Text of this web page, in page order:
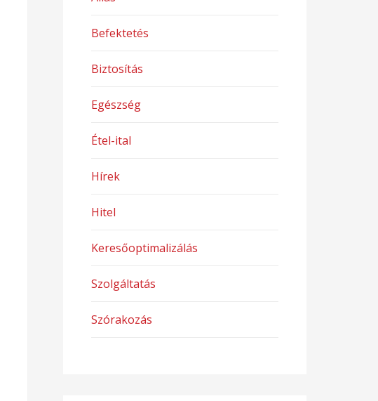
Befektetés
Biztosítás
Egészség
Étel-ital
Hírek
Hitel
Keresőoptimalizálás
Szolgáltatás
Szórakozás